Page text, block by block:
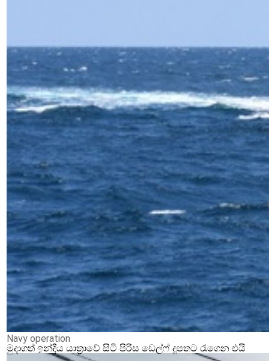
Navy operation
මුදාගත් ඉන්දීය යාත්‍රාවේ සිටි පිරිස ඩෙල්ෆ් දූපතට රැගෙන එයි